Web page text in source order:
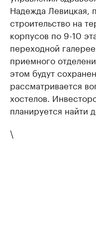
Надежда Левицкая,
строительство на
корпусов по 9-10
переходной
приемного
этом будут
рассматривается
хостелов.
планируется найти
\